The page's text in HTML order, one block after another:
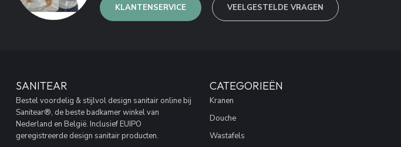
KLANTENSERVICE VEELGESTELDE VRAGEN
SANITEAR
Bestel voordelig & stijlvol design sanitair online bij
Sanitear®, de beste badkamer winkel van
Nederland en België. Inclusief EUIPO
geregistreerde design sanitair producten.
CATEGORIEËN
Kranen
Douche
Wastafels